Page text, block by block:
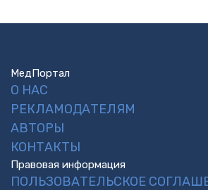
МедПортал
О НАС
РЕКЛАМОДАТЕЛЯМ
АВТОРЫ
КОНТАКТЫ
Правовая информация
ПОЛЬЗОВАТЕЛЬСКОЕ